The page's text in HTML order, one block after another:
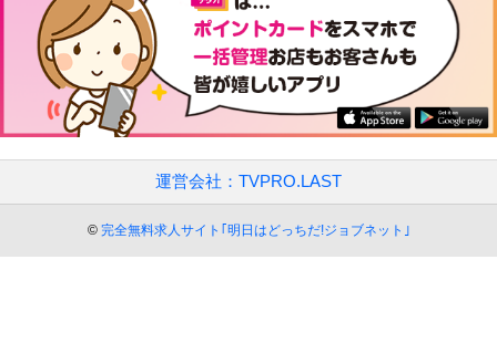
運営会社：TVPRO.LAST
© 完全無料求人サイト｢明日はどっちだ!ジョブネット｣